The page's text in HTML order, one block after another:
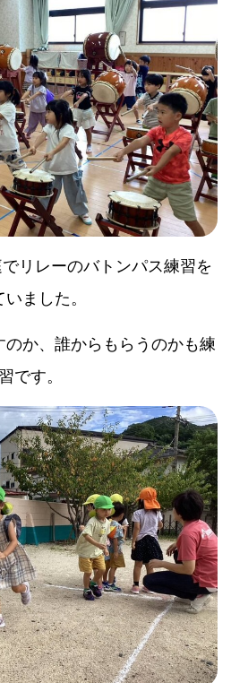
リレーのバトンパス練習を
いました。
か、誰からもらうのかも練
習です。